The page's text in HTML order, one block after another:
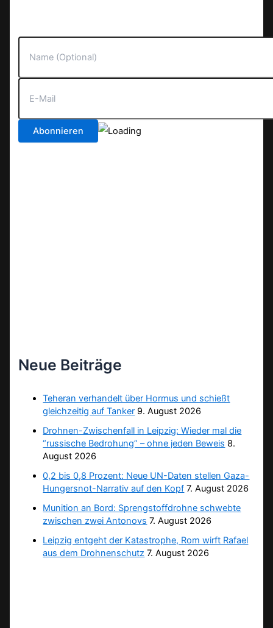
Neue Beiträge
Teheran verhandelt über Hormus und schießt
gleichzeitig auf Tanker 9. August 2026
Drohnen-Zwischenfall in Leipzig: Wieder mal die
“russische Bedrohung” – ohne jeden Beweis 8.
August 2026
0,2 bis 0,8 Prozent: Neue UN-Daten stellen Gaza-
Hungersnot-Narrativ auf den Kopf 7. August 2026
Munition an Bord: Sprengstoffdrohne schwebte
zwischen zwei Antonovs 7. August 2026
Leipzig entgeht der Katastrophe, Rom wirft Rafael
aus dem Drohnenschutz 7. August 2026